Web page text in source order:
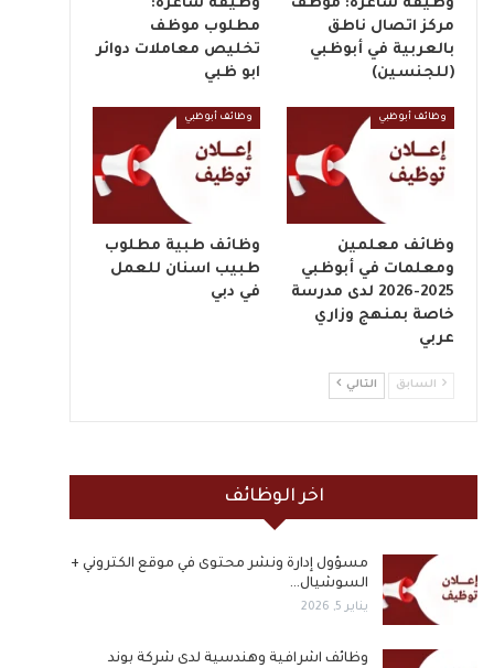
وظيفة شاغرة: موظف
مركز اتصال ناطق
بالعربية في أبوظبي
(للجنسين)
وظيفة شاغرة:
مطلوب موظف
تخليص معاملات دوائر
ابو ظبي
وظائف أبوظبي
وظائف معلمين
ومعلمات في أبوظبي
2025-2026 لدى مدرسة
خاصة بمنهج وزاري
عربي
وظائف أبوظبي
وظائف طبية مطلوب
طبيب اسنان للعمل
في دبي
السابق التالي
اخر الوظائف
مسؤول إدارة ونشر محتوى في موقع الكتروني +
السوشيال…
يناير 5, 2026
وظائف اشرافية وهندسية لدى شركة بوند